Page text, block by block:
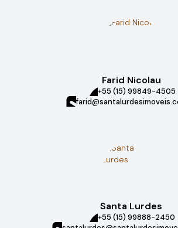
Farid Nicolau
+55 (15) 99849-4505
Santa Lurdes
+55 (15) 99888-2450